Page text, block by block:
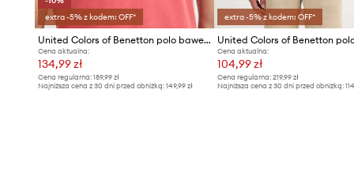
extra -5% z kodem: OFF*
United Colors of Benetton polo bawełniane
Cena aktualna:
134,99 zł
Cena regularna: 189,99 zł
Najniższa cena z 30 dni przed obniżką: 149,99 zł
extra -5% z kodem: OFF*
United Colors of Benetton
Cena aktualna:
104,99 zł
Cena regularna:219,99 zł
Najniższa cena z 30 dni przed obniżką: